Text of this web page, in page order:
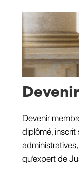
Devenir
diplômé, inscrit
qu’expert de